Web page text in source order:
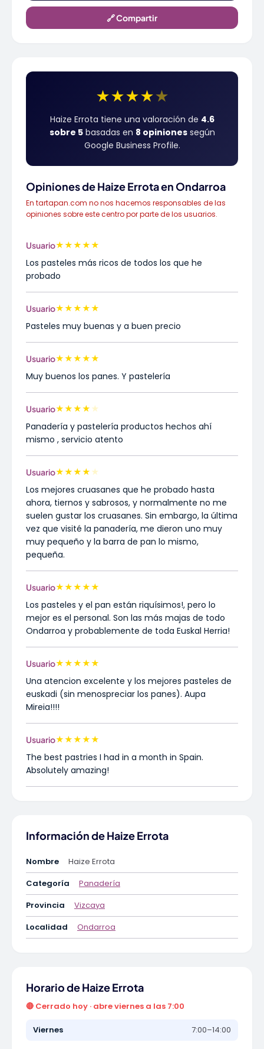
🔗 Compartir
★★★★★
Haize Errota tiene una valoración de 4.6
sobre 5basadas en 8 opinionessegún
Google Business Profile.
Opiniones de Haize Errota en Ondarroa
En tartapan.com no nos hacemos responsables de las
opiniones sobre este centro por parte de los usuarios.
Usuario★★★★★
Los pasteles más ricos de todos los que he
probado
Usuario★★★★★
Pasteles muy buenas y a buen precio
Usuario★★★★★
Muy buenos los panes. Y pastelería
Usuario★★★★ ★
Panadería y pastelería productos hechos ahí
mismo , servicio atento
Usuario★★★★ ★
Los mejores cruasanes que he probado hasta
ahora, tiernos y sabrosos, y normalmente no me
suelen gustar los cruasanes. Sin embargo, la última
vez que visité la panadería, me dieron uno muy
muy pequeño y la barra de pan lo mismo,
pequeña.
Usuario★★★★★
Los pasteles y el pan están riquísimos!, pero lo
mejor es el personal. Son las más majas de todo
Ondarroa y probablemente de toda Euskal Herria!
Usuario★★★★★
Una atencion excelente y los mejores pasteles de
euskadi (sin menospreciar los panes). Aupa
Mireia!!!!
Usuario★★★★★
The best pastries I had in a month in Spain.
Absolutely amazing!
Información de Haize Errota
Nombre
Haize Errota
Categoría
Panadería
Provincia
Vizcaya
Localidad
Ondarroa
Horario de Haize Errota
🔴 Cerrado hoy · abre viernes a las 7:00
Viernes 7:00–14:00